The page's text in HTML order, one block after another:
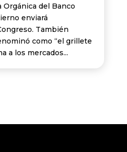
Orgánica del Banco
enviará
También
como “el grillete
a los mercados...